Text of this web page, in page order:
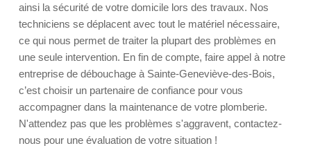
ainsi la sécurité de votre domicile lors des travaux. Nos
techniciens se déplacent avec tout le matériel nécessaire,
ce qui nous permet de traiter la plupart des problèmes en
une seule intervention. En fin de compte, faire appel à notre
entreprise de débouchage à Sainte-Geneviève-des-Bois,
c’est choisir un partenaire de confiance pour vous
accompagner dans la maintenance de votre plomberie.
N'attendez pas que les problèmes s'aggravent, contactez-
nous pour une évaluation de votre situation !